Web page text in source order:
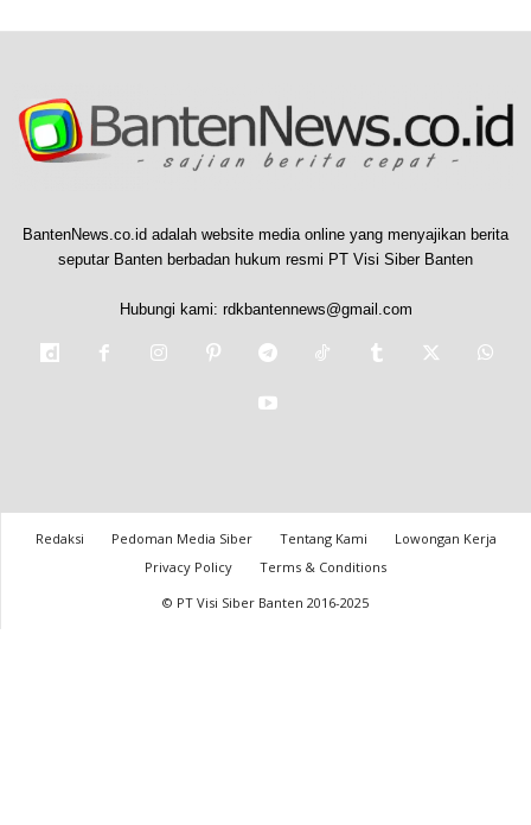
BantenNews.co.id adalah website media online yang menyajikan berita
seputar Banten berbadan hukum resmi PT Visi Siber Banten
Hubungi kami: rdkbantennews@gmail.com
Redaksi Pedoman Media Siber Tentang Kami
Lowongan Kerja
Privacy Policy
Terms & Conditions
© PT Visi Siber Banten 2016-2025